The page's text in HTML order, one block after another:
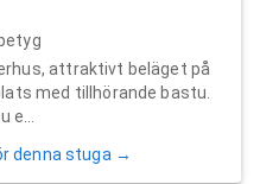
attraktivt beläget på
med tillhörande bastu.
denna stuga →